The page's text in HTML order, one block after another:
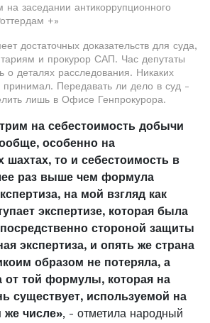
заседании антикоррупционного
+»
достаточных доказательств для суда,
и прокурор САП. Час депутаты
о деталях расследования. Никаких
принимал. Передавать ли дело в суд -
лишь в Офисе Генпрокурора.
на себестоимость добычи
особенно на
шахтах, то и себестоимость в
раз выше чем формула
на мой взгляд как
экспертизе, которая была
стороной защиты
экспертиза, и опять же страна
образом не потеряла, а
от той формулы, которая на
существует, используемой на
же числе», - отметила народный